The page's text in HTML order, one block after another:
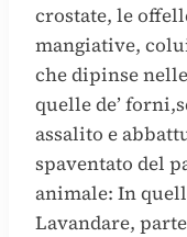
crostate, le
mangiative,
che dipinse
quelle de’
assalito e
spaventato del
animale: In
Lavandare,